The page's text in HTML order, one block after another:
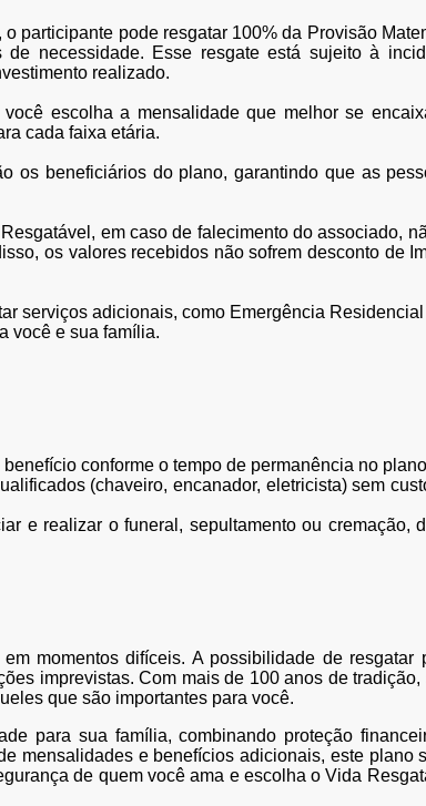
participante pode resgatar 100% da Provisão
de necessidade. Esse resgate está sujeito à
realizado.
escolha a mensalidade que melhor se
cada faixa etária.
os beneficiários do plano, garantindo que as
em caso de falecimento do associado,
os valores recebidos não sofrem desconto de
serviços adicionais, como Emergência
você e sua família.
conforme o tempo de permanência no
(chaveiro, encanador, eletricista) sem
e realizar o funeral, sepultamento ou cremação,
momentos difíceis. A possibilidade de resgatar
imprevistas. Com mais de 100 anos de
que são importantes para você.
para sua família, combinando proteção
mensalidades e benefícios adicionais, este plano
de quem você ama e escolha o Vida